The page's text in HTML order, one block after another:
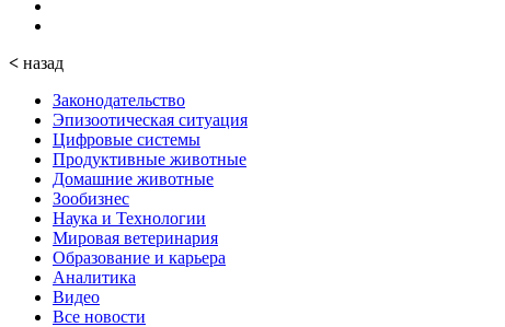
< назад
Законодательство
Эпизоотическая ситуация
Цифровые системы
Продуктивные животные
Домашние животные
Зообизнес
Наука и Технологии
Мировая ветеринария
Образование и карьера
Аналитика
Видео
Все новости